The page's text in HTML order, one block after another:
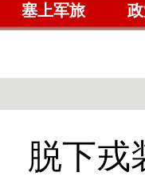
塞上军旅
脱下戎